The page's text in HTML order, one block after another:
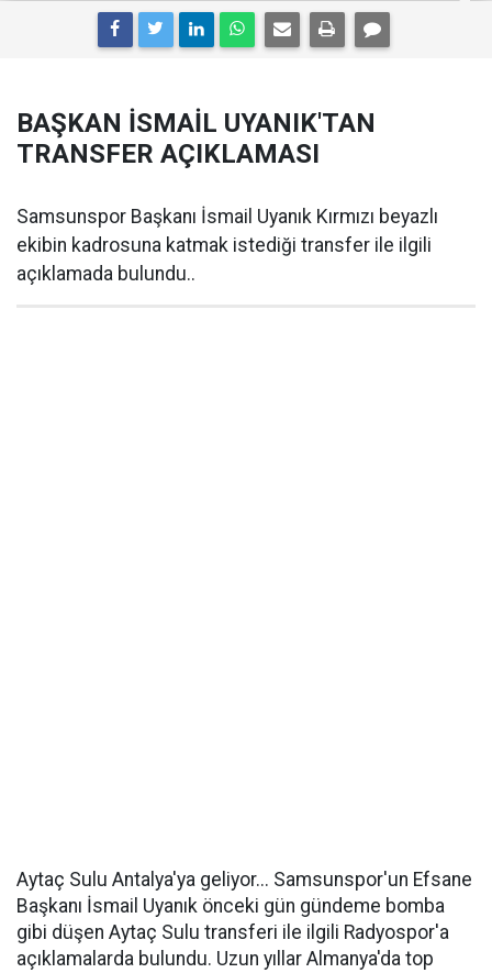
BAŞKAN İSMAİL UYANIK'TAN
TRANSFER AÇIKLAMASI
Samsunspor Başkanı İsmail Uyanık Kırmızı beyazlı
ekibin kadrosuna katmak istediği transfer ile ilgili
açıklamada bulundu..
Aytaç Sulu Antalya'ya geliyor... Samsunspor'un Efsane
Başkanı İsmail Uyanık önceki gün gündeme bomba
gibi düşen Aytaç Sulu transferi ile ilgili Radyospor'a
açıklamalarda bulundu. Uzun yıllar Almanya'da top